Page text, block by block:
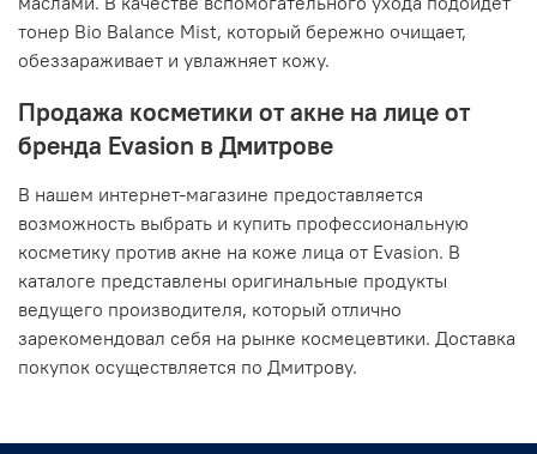
тонер Bio Balance Mist, который бережно очищает,
обеззараживает и увлажняет кожу.
Продажа косметики от акне на лице от
бренда Evasion в Дмитрове
В нашем интернет-магазине предоставляется
возможность выбрать и купить профессиональную
косметику против акне на коже лица от Evasion. В
каталоге представлены оригинальные продукты
ведущего производителя, который отлично
зарекомендовал себя на рынке космецевтики. Доставка
покупок осуществляется по Дмитрову.